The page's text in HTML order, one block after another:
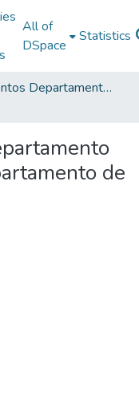
All of
DSpace
Statistics
Documentos Departamentales
de